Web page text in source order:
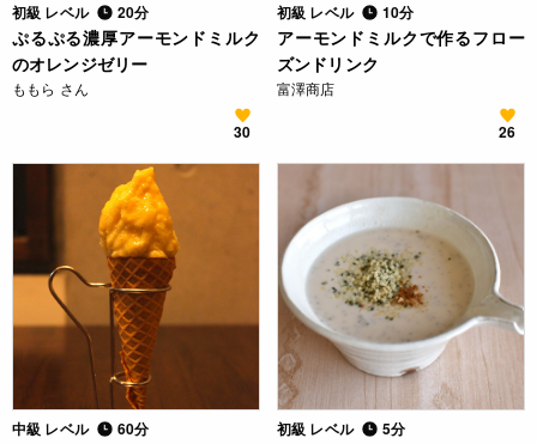
初級 レベル 20分
ぷるぷる濃厚アーモンドミルク
のオレンジゼリー
ももら さん
30
初級 レベル 10分
アーモンドミルクで作るフロー
ズンドリンク
富澤商店
26
中級 レベル 60分 初級 レベル 5分